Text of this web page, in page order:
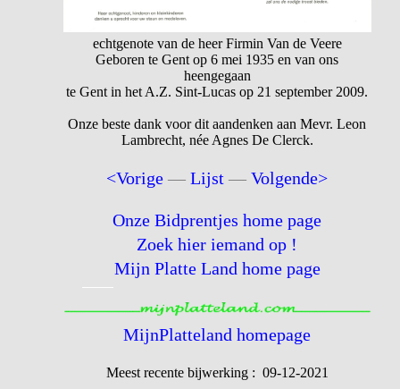
echtgenote van de heer Firmin Van de Veere
Geboren te Gent op 6 mei 1935 en van ons
heengegaan
te Gent in het A.Z. Sint-Lucas op 21 september 2009.
Onze beste dank voor dit aandenken aan Mevr. Leon
Lambrecht, née Agnes De Clerck.
<Vorige —Lijst —Volgende>
Onze Bidprentjes home page
Zoek hier iemand op !
Mijn Platte Land home page
MijnPlatteland homepage
Meest recente bijwerking : 09-12-2021